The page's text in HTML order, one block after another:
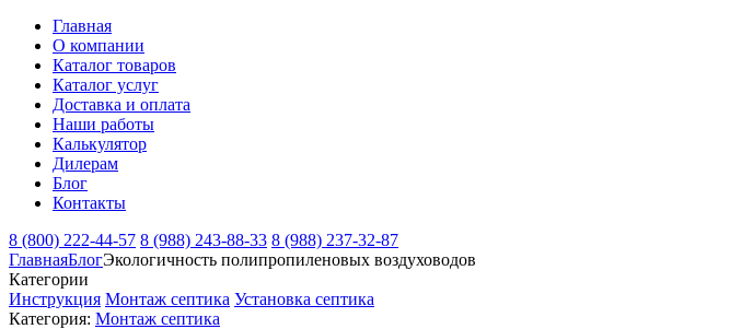
Главная
О компании
Каталог товаров
Каталог услуг
Доставка и оплата
Наши работы
Калькулятор
Дилерам
Блог
Контакты
8 (800) 222-44-57 8 (988) 243-88-33 8 (988) 237-32-87
ГлавнаяБлогЭкологичность полипропиленовых воздуховодов
Категории
Инструкция Монтаж септика Установка септика
Категория: Монтаж септика